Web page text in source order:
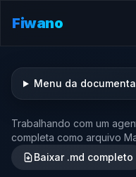
Fiwano
Menu da
Trabalhando com um
completa como arquivo
Baixar .md completo